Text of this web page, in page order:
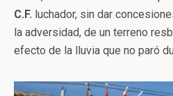
C.F. luchador, sin dar
la adversidad, de un terreno
efecto de la lluvia que no paró